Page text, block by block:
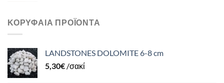
ΚΟΡΥΦΑΊΑ ΠΡΟΪΌΝΤΑ
LANDSTONES DOLOMITE 6-8 cm
5,30€ /σακί